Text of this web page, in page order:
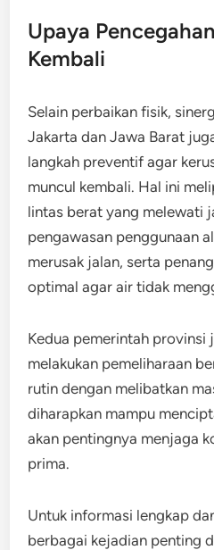
Upaya
Kembali
Selain perbaikan fisik,
Jakarta dan Jawa Barat
langkah preventif agar
muncul kembali. Hal ini
lintas berat yang melewati
pengawasan penggunaan
merusak jalan, serta
optimal agar air tidak
Kedua pemerintah provinsi
melakukan pemeliharaan
rutin dengan melibatkan
diharapkan mampu
akan pentingnya menjaga
prima.
Untuk informasi lengkap
berbagai kejadian penting